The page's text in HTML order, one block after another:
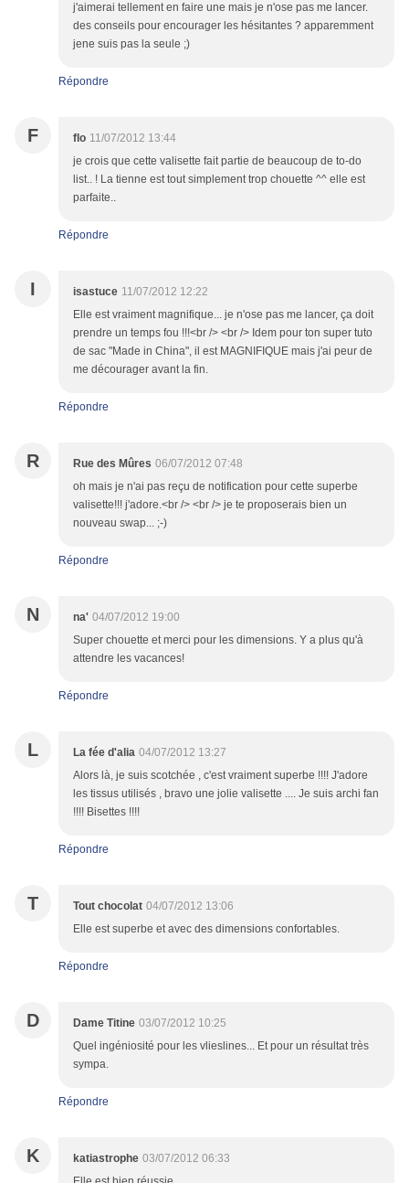
j'aimerai tellement en faire une mais je n'ose pas me lancer.
des conseils pour encourager les hésitantes ? apparemment
jene suis pas la seule ;)
Répondre
F flo 11/07/2012 13:44
je crois que cette valisette fait partie de beaucoup de to-do
list.. ! La tienne est tout simplement trop chouette ^^ elle est
parfaite..
Répondre
I isastuce 11/07/2012 12:22
Elle est vraiment magnifique... je n'ose pas me lancer, ça doit
prendre un temps fou !!!<br /> <br /> Idem pour ton super tuto
de sac "Made in China", il est MAGNIFIQUE mais j'ai peur de
me décourager avant la fin.
Répondre
R Rue des Mûres 06/07/2012 07:48
oh mais je n'ai pas reçu de notification pour cette superbe
valisette!!! j'adore.<br /> <br /> je te proposerais bien un
nouveau swap... ;-)
Répondre
N na' 04/07/2012 19:00
Super chouette et merci pour les dimensions. Y a plus qu'à
attendre les vacances!
Répondre
L La fée d'alia 04/07/2012 13:27
Alors là, je suis scotchée , c'est vraiment superbe !!!! J'adore
les tissus utilisés , bravo une jolie valisette .... Je suis archi fan
!!!! Bisettes !!!!
Répondre
T Tout chocolat 04/07/2012 13:06
Elle est superbe et avec des dimensions confortables.
Répondre
D Dame Titine 03/07/2012 10:25
Quel ingéniosité pour les vlieslines... Et pour un résultat très
sympa.
Répondre
K katiastrophe 03/07/2012 06:33